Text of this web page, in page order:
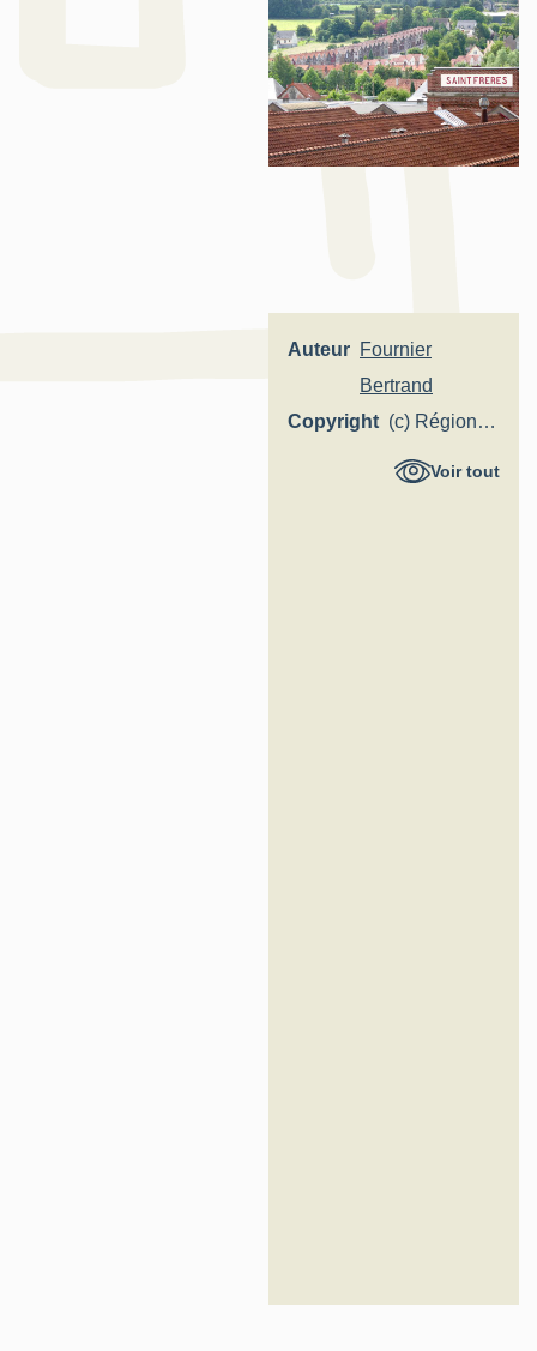
Auteur Fournier
Bertrand
Copyright (c) Région
Hauts-de-
Voir tout